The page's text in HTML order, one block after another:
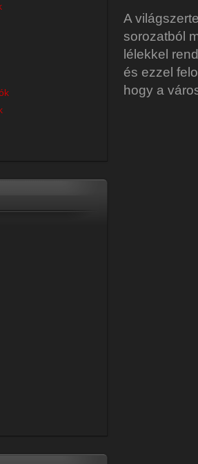
A
sorozatból
lélekkel
és ezzel
hogy a